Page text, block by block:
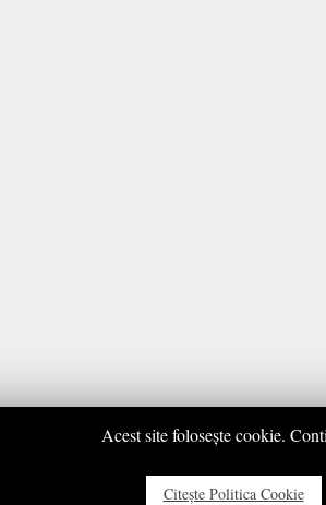
Acest site foloseşte cookie.
Citeşte Politica Cookie